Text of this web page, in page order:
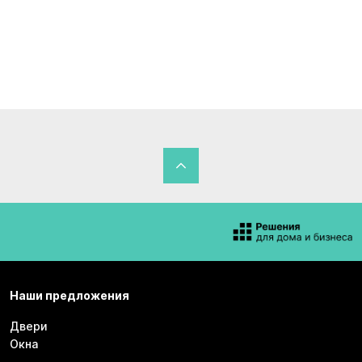
Наши предложения
Двери
Окна